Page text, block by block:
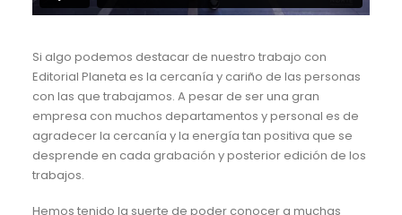
Si algo podemos destacar de nuestro trabajo con
Editorial Planeta es la cercanía y cariño de las personas
con las que trabajamos. A pesar de ser una gran
empresa con muchos departamentos y personal es de
agradecer la cercanía y la energía tan positiva que se
desprende en cada grabación y posterior edición de los
trabajos.
Hemos tenido la suerte de poder conocer a muchas